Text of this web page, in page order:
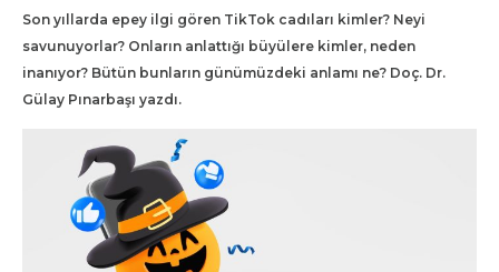
Son yıllarda epey ilgi gören TikTok cadıları kimler? Neyi
savunuyorlar? Onların anlattığı büyülere kimler, neden
inanıyor? Bütün bunların günümüzdeki anlamı ne? Doç. Dr.
Gülay Pınarbaşı yazdı.